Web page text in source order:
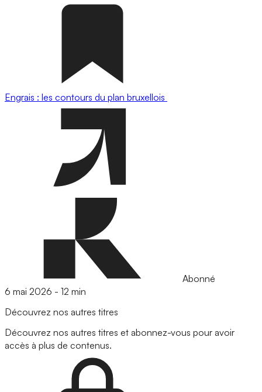
Engrais : les contours du plan bruxellois
Abonné
6 mai 2026 - 12 min
Découvrez nos autres titres
Découvrez nos autres titres et abonnez-vous pour avoir
accès à plus de contenus.